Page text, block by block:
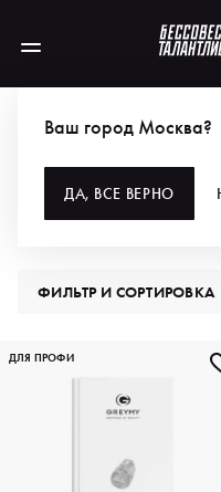
Ваш город Москва?
ДА, ВСЕ ВЕРНО
ФИЛЬТР И
ДЛЯ ПРОФИ